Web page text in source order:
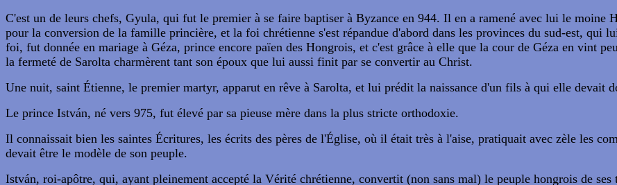
C'est un de leurs chefs, Gyula, qui fut le premier à se faire baptiser à Byzance en 944. Il en a ramené avec lui le moine
pour la conversion de la famille princière, et la foi chrétienne s'est répandue d'abord dans les provinces du sud-est, qui
foi, fut donnée en mariage à Géza, prince encore païen des Hongrois, et c'est grâce à elle que la cour de Géza en vint
la fermeté de Sarolta charmèrent tant son époux que lui aussi finit par se convertir au Christ.
Une nuit, saint Étienne, le premier martyr, apparut en rêve à Sarolta, et lui prédit la naissance d'un fils à qui elle devait
Le prince István, né vers 975, fut élevé par sa pieuse mère dans la plus stricte orthodoxie.
Il connaissait bien les saintes Écritures, les écrits des pères de l'Église, où il était très à l'aise, pratiquait avec zèle les
devait être le modèle de son peuple.
István, roi-apôtre, qui, ayant pleinement accepté la Vérité chrétienne, convertit (non sans mal) le peuple hongrois de